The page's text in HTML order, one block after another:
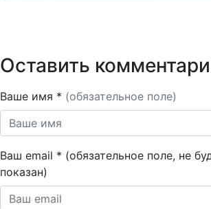
Оставить
Ваше имя * (обязательное поле)
Ваш email * (обязательное поле, не
показан)